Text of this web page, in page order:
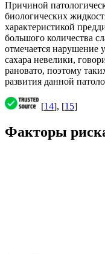
Причиной
биологических
характеристикой
большого количества
отмечается нарушение
сахара невелики,
рановато, поэтому
развития данной
[14], [15]
Факторы